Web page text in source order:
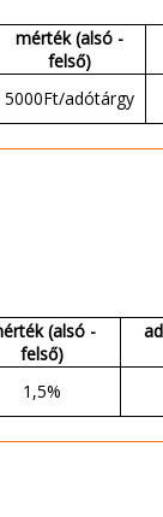
mérték (alsó -
felső)
5000Ft/adótárgy
(alsó -
felső)
1,5%